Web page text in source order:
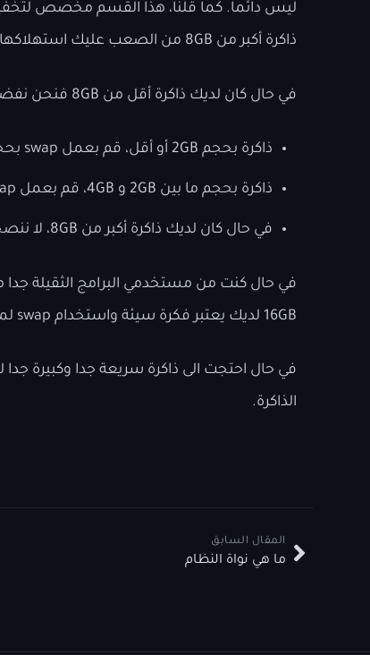
ليس دائما. كما قلنا، هذا القسم مخصص لتخفيف
ذاكرة أكبر من 8GB من الصعب عليك استهلاكها بالكامل وبالتالي لا تحتاج الى swap.
في حال كان لديك ذاكرة أقل من 8GB فنحن نفضل الإعدادات التالية:
ذاكرة بحجم 2GB أو أقل، قم بعمل swap بحجم 4GB.
ذاكرة بحجم ما بين 2GB و 4GB، قم بعمل swap بحجم 4GB.
في حال كان لديك ذاكرة أكبر من 8GB، لا ننصحك بعمل قسم swap وذلك لانعدام الحاجة له بشكل عام.
في حال كنت من مستخدمي البرامج الثقيلة جدا
16GB لديك يعتبر فكرة سيئة واستخدام swap لمساعدة الرام يعتبر أمر سخيف.
في حال احتجت الى ذاكرة سريعة جدا وكبيرة
الذاكرة.
المقال السابق
ما هي نواة النظام